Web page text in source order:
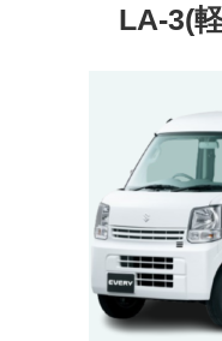
LA-3(